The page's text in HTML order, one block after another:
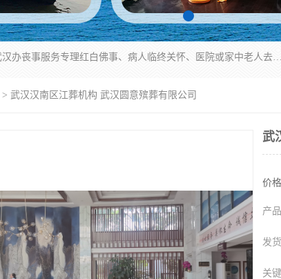
湖北殡仪一条龙,武汉殡葬一条龙,武汉办丧事服务专理红白佛事、病人临终关怀、医院或家中老人去世穿寿衣、灵车遗体接运、殡仪馆告别厅预约、办理火葬场手续、民俗丧事策划、遗体告别仪式、民俗礼仪服务、殡葬礼仪策划、陵园墓位导购、寺庙塔位择吉、往生功德策划、民俗功德策划、异地殡葬礼仪服务、异地骨灰接送返乡
> 武汉汉南区江葬机构 武汉圆意殡葬有限公司
武
价格
产
发
关